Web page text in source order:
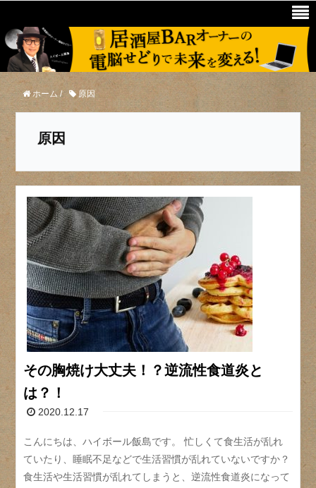
ホーム / 原因
原因
その胸焼け大丈夫！？逆流性食道炎と
は？！
2020.12.17
こんにちは、ハイボール飯島です。 忙しくて食生活が乱れ
ていたり、睡眠不足などで生活習慣が乱れていないですか？
食生活や生活習慣が乱れてしまうと、逆流性食道炎になって